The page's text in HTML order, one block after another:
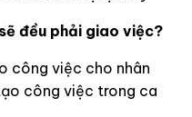
đều phải giao việc?
công việc cho nhân
công việc trong ca